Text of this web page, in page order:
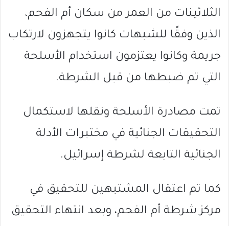
الثلاثينات من العمر من سكان أم الفحم،
الذين وفقًا للشبهات كانوا يتجهزون لارتكاب
جريمة وكانوا يعتزمون استخدام الأسلحة
التي تم ضبطها من قبل الشرطة.
تمت مصادرة الأسلحة ونقلها لاستكمال
التحقيقات الجنائية في مختبرات الأدلة
الجنائية التابعة لشرطة إسرائيل.
كما تم اعتقال المشتبهين للتحقيق في
مركز شرطة أم الفحم، وبعد انتهاء التحقيق